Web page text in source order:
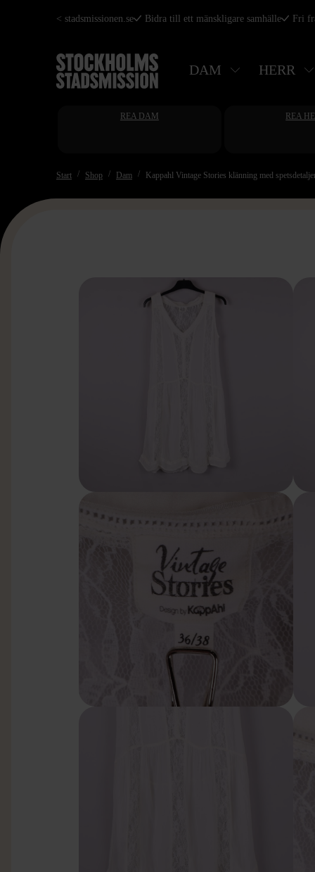
Hoppa
huvudinnehåll
< stadsmissionen.se Bidra till ett mänskligare samhälle Fri
DAM HERR
REA DAM REA
Start Shop Dam Kappahl Vintage Stories klänning med